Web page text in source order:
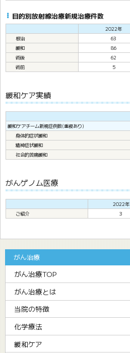
目的別放射線治療新規治療件数
2022年
根治
63
緩和
86
術後
62
術前
5
緩和ケア実績
緩和ケアチーム新規症例数(重複あり)
身体的症状緩和
精神症状緩和
社会的苦痛緩和
がんゲノム医療
2022年
ご紹介
3
がん治療
がん治療TOP
がん治療とは
当院の特徴
化学療法
緩和ケア